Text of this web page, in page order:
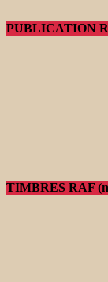
PUBLICATION
TIMBRES RAF